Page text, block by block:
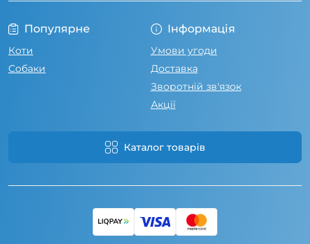
Популярне
Коти
Собаки
Інформація
Умови угоди
Доставка
Зворотній зв'язок
Акції
Каталог товарів